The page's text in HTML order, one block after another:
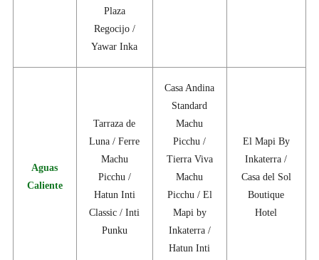
Plaza
Regocijo /
Yawar Inka
Aguas
Caliente
Tarraza de
Luna / Ferre
Machu
Picchu /
Hatun Inti
Classic / Inti
Punku
Casa Andina
Standard
Machu
Picchu /
Tierra Viva
Machu
Picchu / El
Mapi by
Inkaterra /
Hatun Inti
El Mapi By
Inkaterra /
Casa del Sol
Boutique
Hotel